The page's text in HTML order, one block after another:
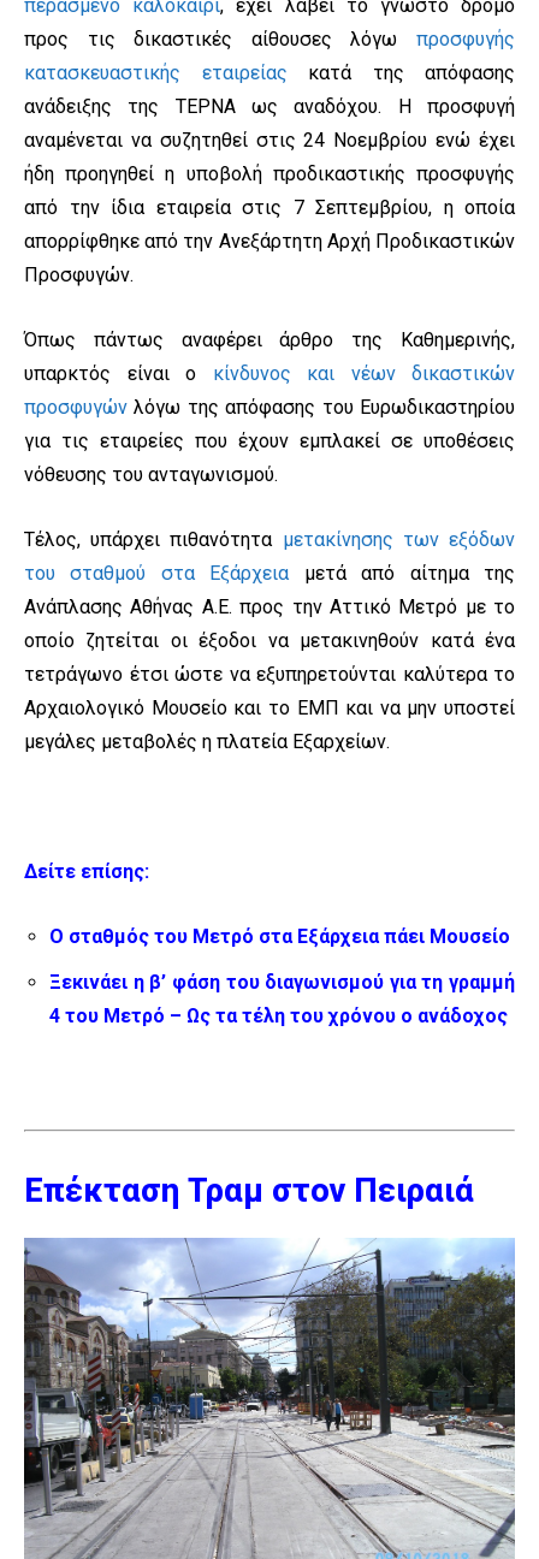
περασμένο καλοκαίρι, έχει λάβει το γνωστό δρόμο
προς τις δικαστικές αίθουσες λόγω προσφυγής
κατασκευαστικής εταιρείας κατά της απόφασης
ανάδειξης της ΤΕΡΝΑ ως αναδόχου. Η προσφυγή
αναμένεται να συζητηθεί στις 24 Νοεμβρίου ενώ έχει
ήδη προηγηθεί η υποβολή προδικαστικής προσφυγής
από την ίδια εταιρεία στις 7 Σεπτεμβρίου, η οποία
απορρίφθηκε από την Ανεξάρτητη Αρχή Προδικαστικών
Προσφυγών.
Όπως πάντως αναφέρει άρθρο της Καθημερινής,
υπαρκτός είναι ο κίνδυνος και νέων δικαστικών
προσφυγών λόγω της απόφασης του Ευρωδικαστηρίου
για τις εταιρείες που έχουν εμπλακεί σε υποθέσεις
νόθευσης του ανταγωνισμού.
Τέλος, υπάρχει πιθανότητα μετακίνησης των εξόδων
του σταθμού στα Εξάρχεια μετά από αίτημα της
Ανάπλασης Αθήνας Α.Ε. προς την Αττικό Μετρό με το
οποίο ζητείται οι έξοδοι να μετακινηθούν κατά ένα
τετράγωνο έτσι ώστε να εξυπηρετούνται καλύτερα το
Αρχαιολογικό Μουσείο και το ΕΜΠ και να μην υποστεί
μεγάλες μεταβολές η πλατεία Εξαρχείων.
Δείτε επίσης:
Ο σταθμός του Μετρό στα Εξάρχεια πάει Μουσείο
Ξεκινάει η β’ φάση του διαγωνισμού για τη γραμμή
4 του Μετρό – Ως τα τέλη του χρόνου ο ανάδοχος
Επέκταση Τραμ στον Πειραιά